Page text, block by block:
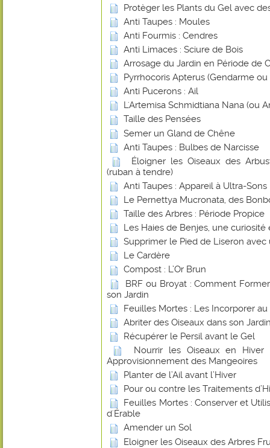
Protèger les Plants du Gel avec
Anti Taupes : Moules
Anti Fourmis : Cendres
Anti Limaces : Sciure de Bois
Arrosage du Jardin en Période de
Pyrrhocoris Apterus (Gendarme ou
Anti Pucerons : Ail
L'Artemisa Schmidtiana Nana (ou
Taille des Pensées
Semer un Gland de Chêne
Anti Taupes : Bulbes de Narcisse
Éloigner les Oiseaux des
(ruban à tendre)
Anti Taupes : Appareil à Ultra-Sons
Le Pernettya Mucronata, des
Taille des Arbres : Période Propice
Les Haies de Benjes, une
Supprimer le Pied de Liseron
Le Cardère
Compost : L’Or Brun
BRF ou Broyat : Comment
son Jardin
Feuilles Mortes : Les Incorporer
Abriter des Oiseaux dans son
Récupérer le Persil avant le Gel
Nourrir les Oiseaux en
Approvisionnement des Mangeoires
Planter de l’Ail avant l’Hiver
Pour ou contre les Traitements
Feuilles Mortes : Conserver et
d'Érable
Amender un Sol
Eloigner les Oiseaux des Arbres